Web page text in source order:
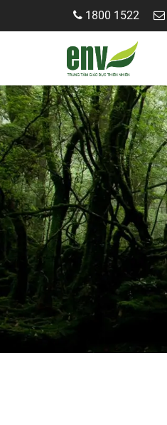
1800 1522